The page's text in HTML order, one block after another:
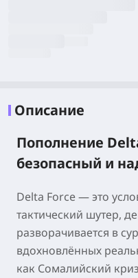
Описание
Пополнение
безопасный и
Delta Force — это
тактический шутер,
разворачивается в
вдохновлённых
как Сомалийский